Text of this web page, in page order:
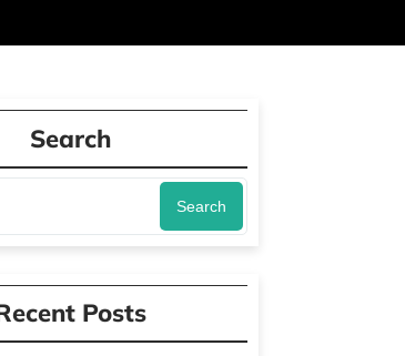
Search
Search
Posts